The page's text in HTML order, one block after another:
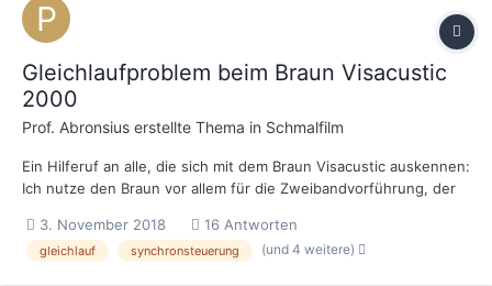
Gleichlaufproblem beim Braun Visacustic
2000
Prof. Abronsius erstellte Thema in Schmalfilm
Ein Hilferuf an alle, die sich mit dem Braun Visacustic auskennen:
Ich nutze den Braun vor allem für die Zweibandvorführung, der
Ton (dts) enthalten. Bisher hat dieses System absolut
zuverlässig funktioniert. Heute habe ich testweise ein...
3. November 2018 16 Antworten
gleichlauf synchronsteuerung (und 4 weitere)